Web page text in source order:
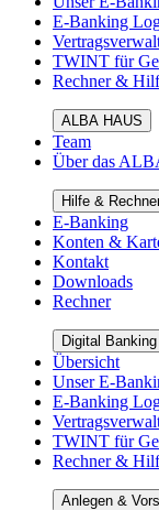
E-Banking
TWINT für
Rechner &
ALBA HAUS
Team
Über das
Hilfe &
E-Banking
Konten &
Kontakt
Downloads
Rechner
Digital Banking
Übersicht
Unser E-
E-Banking
TWINT für
Rechner &
Anlegen &